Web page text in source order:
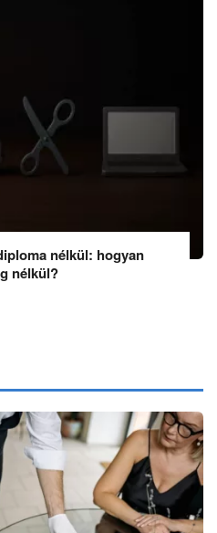
nélkül: hogyan
nélkül?